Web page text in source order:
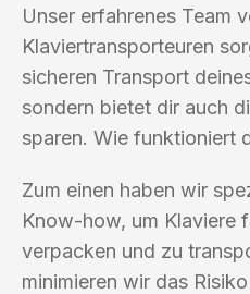
Unser erfahrenes Team
Klaviertransporteuren
sicheren Transport
sondern bietet dir auch
sparen. Wie funktioniert
Zum einen haben wir
Know-how, um Klaviere
verpacken und zu
minimieren wir das